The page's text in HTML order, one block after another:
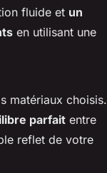
fluide et un
en utilisant une
matériaux choisis.
parfait entre
reflet de votre